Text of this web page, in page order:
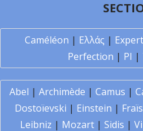
Caméléon | Ελλάς | Expert
Perfection | PI |
Abel | Archimède | Camus |
Dostoïevski | Einstein |
Leibniz | Mozart | Sidis |